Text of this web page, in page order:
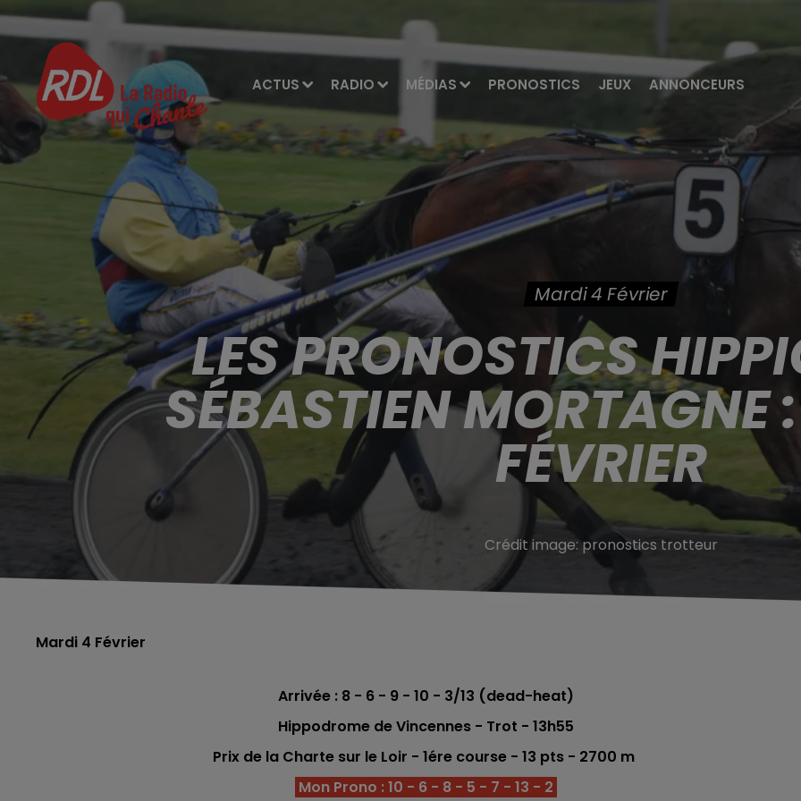
ACTUS RADIO MÉDIAS PRONOSTICS JEUX ANNONCEURS
Mardi 4 Février
LES PRONOSTICS
SÉBASTIEN MORTAGNE
FÉVRIER
Crédit image: pronostics trotteur
Mardi 4 Février
Arrivée : 8 - 6 - 9 - 10 - 3/13 (dead-heat)
Hippodrome de Vincennes - Trot - 13h55
Prix de la Charte sur le Loir - 1ére course - 13 pts - 2700 m
Mon Prono : 10 - 6 - 8 - 5 - 7 - 13 - 2